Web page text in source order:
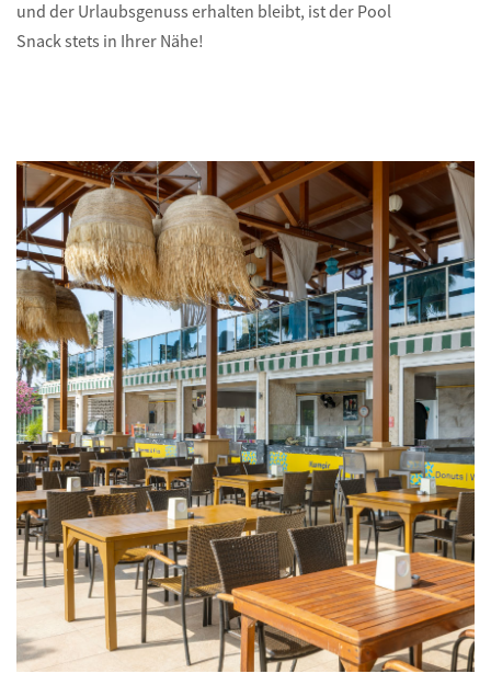
und der Urlaubsgenuss erhalten bleibt, ist der Pool
Snack stets in Ihrer Nähe!